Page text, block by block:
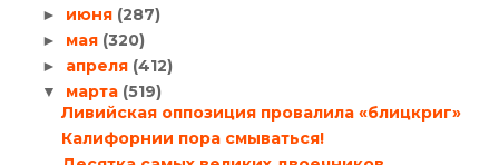
► июня (287)
► мая (320)
► апреля (412)
▼ марта (519)
Ливийская оппозиция провалила «блицкриг»
Калифорнии пора смываться!